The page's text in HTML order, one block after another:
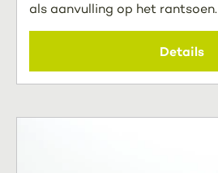
als aanvulling op het rantsoen.
Details